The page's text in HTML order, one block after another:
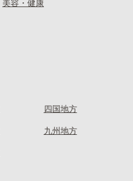
美容・健康
四国地方
九州地方